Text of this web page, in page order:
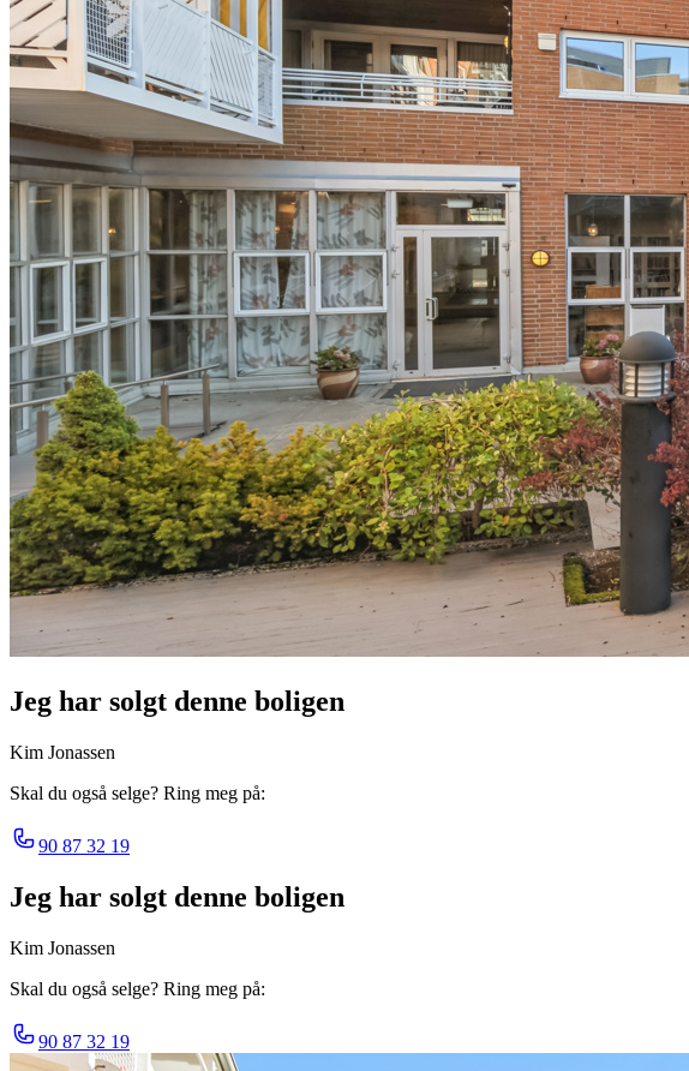
Jeg har solgt denne boligen
Kim Jonassen
Skal du også selge? Ring meg på:
90 87 32 19
Jeg har solgt denne boligen
Kim Jonassen
Skal du også selge? Ring meg på:
90 87 32 19